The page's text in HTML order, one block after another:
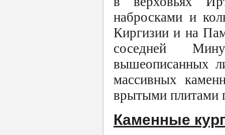
набросками и
Киргизии и на
соседней
вышеописанных
массивных
врытыми плитами
Каменные